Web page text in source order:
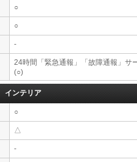
○
○
-
24時間「緊急通報」「故障通報」サ
(○)
インテリア
○
△
-